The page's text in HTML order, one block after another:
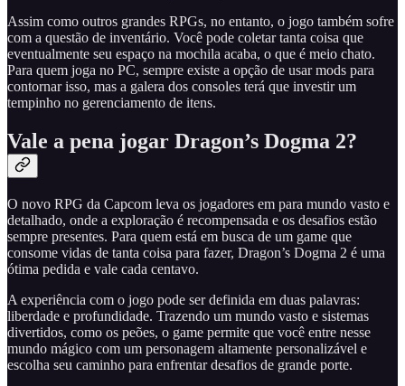
Assim como outros grandes RPGs, no entanto, o jogo também sofre
com a questão de inventário. Você pode coletar tanta coisa que
eventualmente seu espaço na mochila acaba, o que é meio chato.
Para quem joga no PC, sempre existe a opção de usar mods para
contornar isso, mas a galera dos consoles terá que investir um
tempinho no gerenciamento de itens.
Vale a pena jogar Dragon’s Dogma 2?
O novo RPG da Capcom leva os jogadores em para mundo vasto e
detalhado, onde a exploração é recompensada e os desafios estão
sempre presentes. Para quem está em busca de um game que
consome vidas de tanta coisa para fazer, Dragon’s Dogma 2 é uma
ótima pedida e vale cada centavo.
A experiência com o jogo pode ser definida em duas palavras:
liberdade e profundidade. Trazendo um mundo vasto e sistemas
divertidos, como os peões, o game permite que você entre nesse
mundo mágico com um personagem altamente personalizável e
escolha seu caminho para enfrentar desafios de grande porte.